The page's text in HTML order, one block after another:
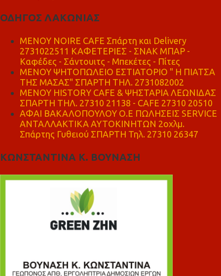
ΟΔΗΓΟΣ ΛΑΚΩΝΙΑΣ
MENOY NOIRE CAFE Σπάρτη και Delivery
2731022511 ΚΑΦΕΤΕΡΙΕΣ - ΣΝΑΚ ΜΠΑΡ -
Καφέδες - Σάντουιτς - Μπεκέτες - Πίτες
ΜΕΝΟΥ ΨΗΤΟΠΩΛΕΙΟ ΕΣΤΙΑΤΟΡΙΟ " Η ΠΙΑΤΣΑ
ΤΗΣ ΜΑΣΑΣ" ΣΠΑΡΤΗ ΤΗΛ. 2731082002
ΜΕΝΟΥ HISTORY CAFE & ΨΗΣΤΑΡΙΑ ΛΕΩΝΙΔΑΣ
ΣΠΑΡΤΗ ΤΗΛ. 27310 21138 - CAFE 27310 20510
ΑΦΑΙ ΒΑΚΑΛΟΠΟΥΛΟΥ Ο.Ε ΠΩΛΗΣΕΙΣ SERVICE
ΑΝΤΑΛΛΑΚΤΙΚΑ ΑΥΤΟΚΙΝΗΤΩΝ 2οχλμ.
Σπάρτης Γυθειού ΣΠΑΡΤΗ Τηλ. 27310 26347
ΚΩΝΣΤΑΝΤΙΝΑ Κ. ΒΟΥΝΑΣΗ